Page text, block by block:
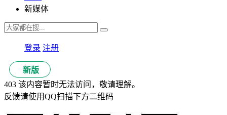
新媒体
登录 注册
新版
403 该内容暂时无法访问，敬请理解。
反馈请使用QQ扫描下方二维码